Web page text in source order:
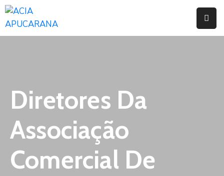
Serviços
Campanhas
Convênios
Benefícios
Diretores Da
Associação
Comercial De